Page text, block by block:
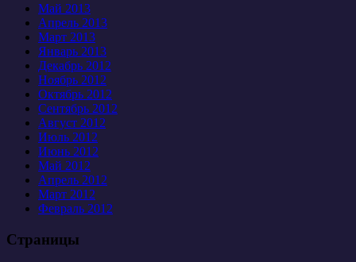
Май 2013
Апрель 2013
Март 2013
Январь 2013
Декабрь 2012
Ноябрь 2012
Октябрь 2012
Сентябрь 2012
Август 2012
Июль 2012
Июнь 2012
Май 2012
Апрель 2012
Март 2012
Февраль 2012
Страницы